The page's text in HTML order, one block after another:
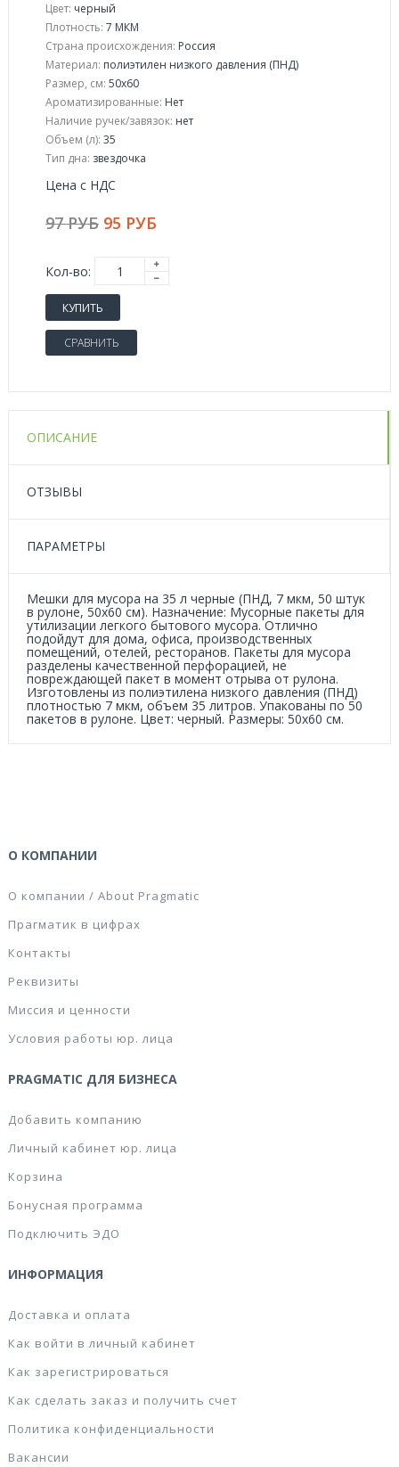
Цвет: черный
Плотность: 7 МКМ
Страна происхождения: Россия
Материал: полиэтилен низкого давления (ПНД)
Размер, см: 50x60
Ароматизированные: Нет
Наличие ручек/завязок: нет
Объем (л): 35
Тип дна: звездочка
Цена с НДС
97 РУБ 95 РУБ
Кол-во:
КУПИТЬ
СРАВНИТЬ
ОПИСАНИЕ
ОТЗЫВЫ
ПАРАМЕТРЫ
Мешки для мусора на 35 л черные (ПНД, 7 мкм, 50 штук
в рулоне, 50x60 см). Назначение: Мусорные пакеты для
утилизации легкого бытового мусора. Отлично
подойдут для дома, офиса, производственных
помещений, отелей, ресторанов. Пакеты для мусора
разделены качественной перфорацией, не
повреждающей пакет в момент отрыва от рулона.
Изготовлены из полиэтилена низкого давления (ПНД)
плотностью 7 мкм, объем 35 литров. Упакованы по 50
пакетов в рулоне. Цвет: черный. Размеры: 50x60 см.
О КОМПАНИИ
О компании / About Pragmatic
Прагматик в цифрах
Контакты
Реквизиты
Миссия и ценности
Условия работы юр. лица
PRAGMATIC ДЛЯ БИЗНЕСА
Добавить компанию
Личный кабинет юр. лица
Корзина
Бонусная программа
Подключить ЭДО
ИНФОРМАЦИЯ
Доставка и оплата
Как войти в личный кабинет
Как зарегистрироваться
Как сделать заказ и получить счет
Политика конфиденциальности
Вакансии